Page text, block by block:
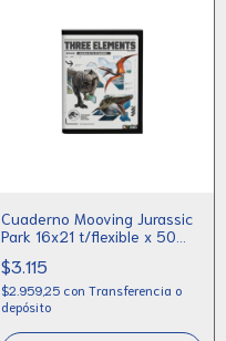
Cuaderno Mooving Jurassic
Park 16x21 t/flexible x 50
$3.115
$2.959,25 con Transferencia o
depósito